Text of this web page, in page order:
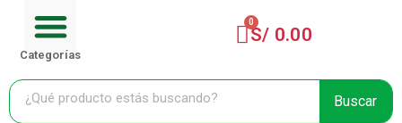
contenido
Menu
Categorías
S/ 0.00
Cart
Buscar